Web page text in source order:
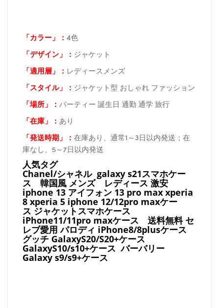
「カラー」： 4色
「デザイン」
： ジャケット
「適用層」： レディースメンズ
「スタイル」： ジャケット型 おしゃれ ファッション
「場所 」： パーティー 誕生日 通勤 通学 旅行
「在庫 」： あり
「発送時期 」： 在庫あり、通常1～3日以内発送；在
庫なし、5～7日以内発送
人気タグ
Chanel/シャネル galaxy s21スマホケー
ス 韓国風 メンズ レディース 激安
iphone 13 アイフォン 13 pro max xperia
8 xperia 5 iphone 12/12pro maxケー
ス ジャケットスマホケース
iPhone11/11pro maxケース 送料無料 セ
レブ愛用 パロディ iPhone8/8plusケース
グッチ GalaxyS20/S20+ケース
GalaxyS10/s10+ケース バーバリー
Galaxy s9/s9+ケース